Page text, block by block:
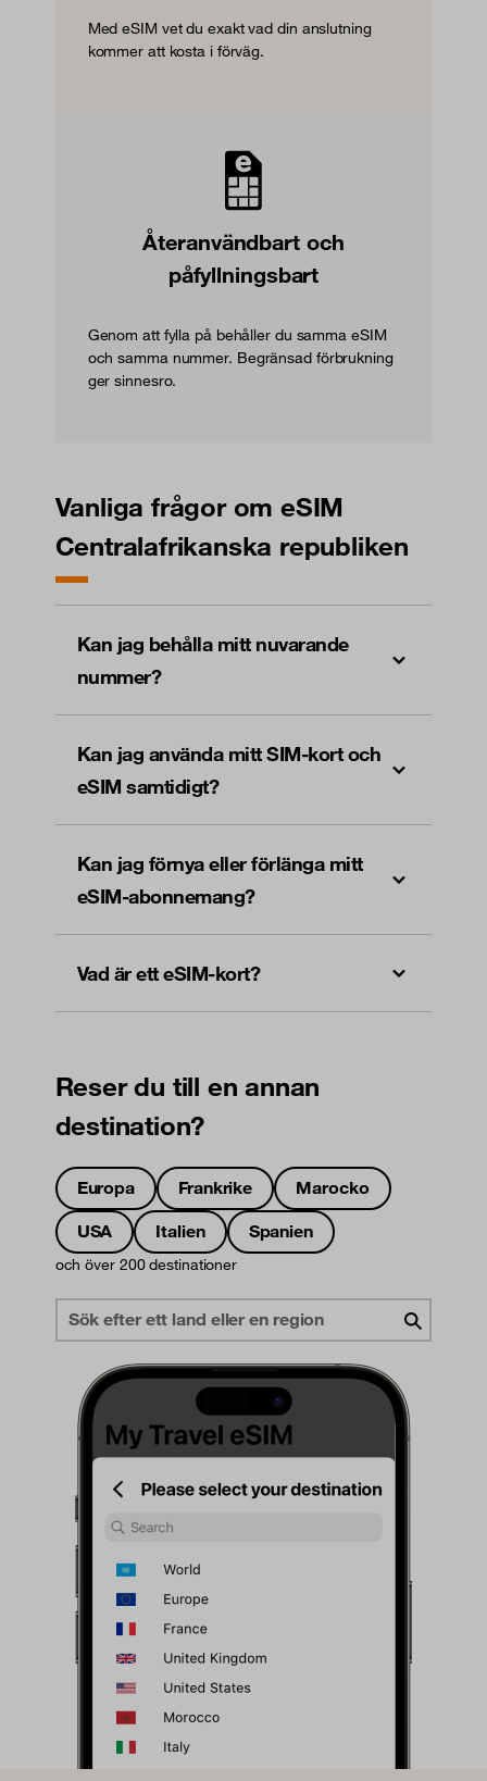
Med eSIM vet du exakt vad din anslutning
kommer att kosta i förväg.
Återanvändbart och
påfyllningsbart
Genom att fylla på behåller du samma eSIM
och samma nummer. Begränsad förbrukning
ger sinnesro.
Vanliga frågor om eSIM
Centralafrikanska republiken
Kan jag behålla mitt nuvarande
nummer?
Kan jag använda mitt SIM-kort och
eSIM samtidigt?
Kan jag förnya eller förlänga mitt
eSIM-abonnemang?
Vad är ett eSIM-kort?
Reser du till en annan
destination?
Europa Frankrike
Marocko
USA
Italien Spanien
och över 200 destinationer